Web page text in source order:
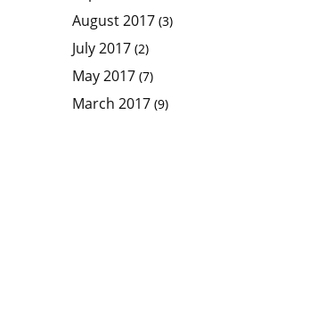
August 2017 (3)
July 2017 (2)
May 2017 (7)
March 2017 (9)